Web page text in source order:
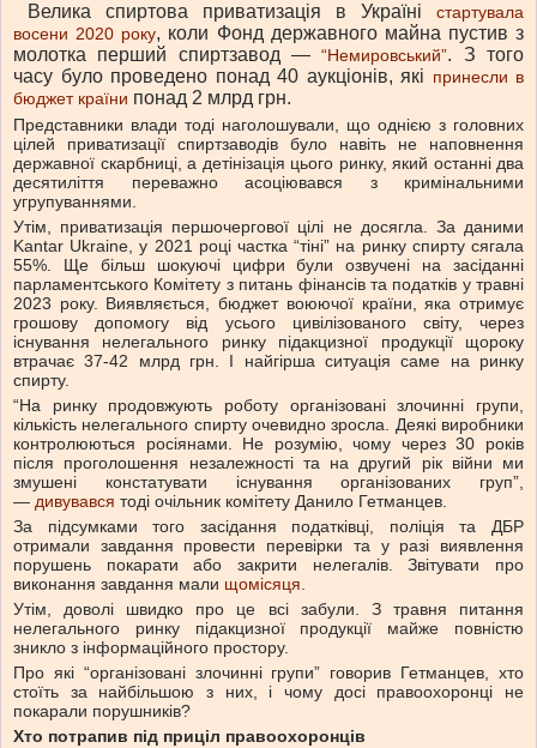
Велика спиртова приватизація в Україні стартувала
восени 2020 року, коли Фонд державного майна пустив з
молотка перший спиртзавод —“Немировський”. З того
часу було проведено понад 40 аукціонів, які принесли в
бюджет країни понад 2 млрд грн.
Представники влади тоді наголошували, що однією з головних
цілей приватизації спиртзаводів було навіть не наповнення
державної скарбниці, а детінізація цього ринку, який останні два
десятиліття переважно асоціювався з кримінальними
угрупуваннями.
Утім, приватизація першочергової цілі не досягла. За даними
Kantar Ukraine, у 2021 році частка “тіні” на ринку спирту сягала
55%. Ще більш шокуючі цифри були озвучені на засіданні
парламентського Комітету з питань фінансів та податків у травні
2023 року. Виявляється, бюджет воюючої країни, яка отримує
грошову допомогу від усього цивілізованого світу, через
існування нелегального ринку підакцизної продукції щороку
втрачає 37-42 млрд грн. І найгірша ситуація саме на ринку
спирту.
“На ринку продовжують роботу організовані злочинні групи,
кількість нелегального спирту очевидно зросла. Деякі виробники
контролюються росіянами. Не розумію, чому через 30 років
після проголошення незалежності та на другий рік війни ми
змушені констатувати існування організованих груп”,
— дивувався тоді очільник комітету Данило Гетманцев.
За підсумками того засідання податківці, поліція та ДБР
отримали завдання провести перевірки та у разі виявлення
порушень покарати або закрити нелегалів. Звітувати про
виконання завдання мали щомісяця.
Утім, доволі швидко про це всі забули. З травня питання
нелегального ринку підакцизної продукції майже повністю
зникло з інформаційного простору.
Про які “організовані злочинні групи” говорив Гетманцев, хто
стоїть за найбільшою з них, і чому досі правоохоронці не
покарали порушників?
Хто потрапив під приціл правоохоронців